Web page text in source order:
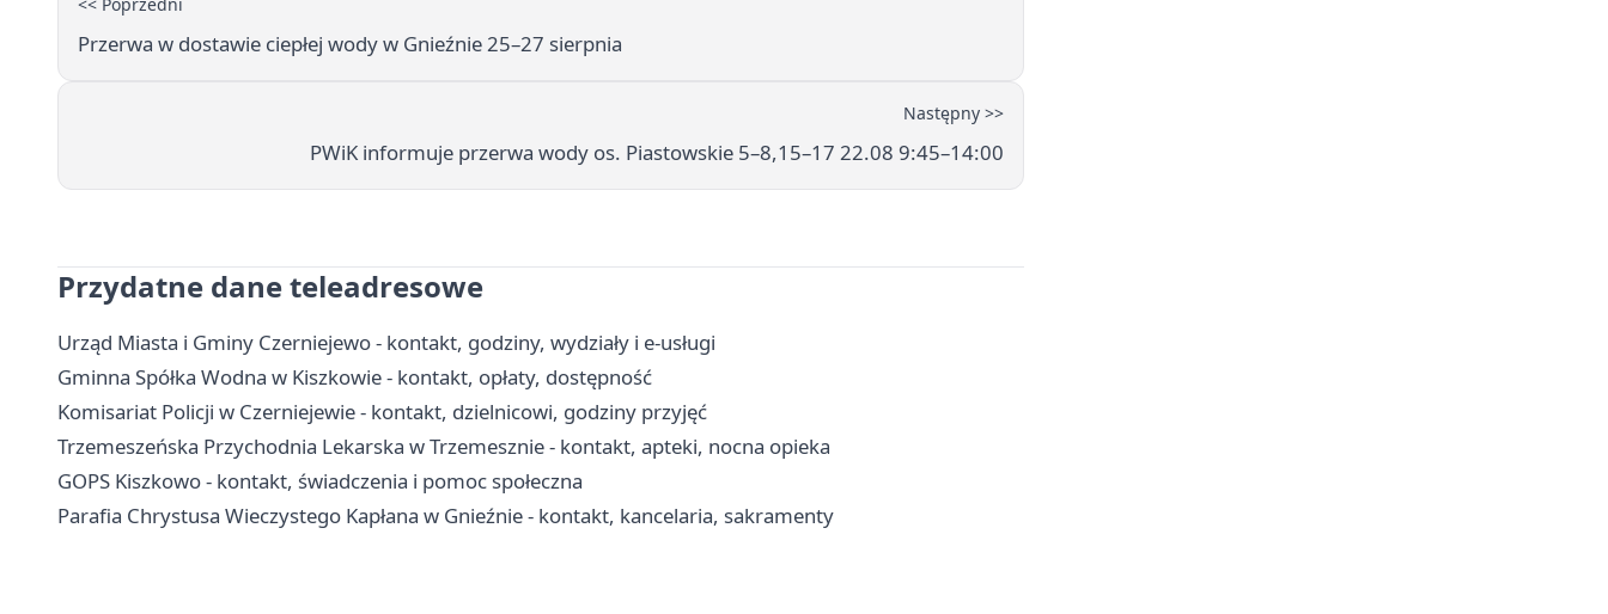
Przerwa w dostawie ciepłej wody w Gnieźnie 25–27 sierpnia
Następny >>
PWiK informuje przerwa wody os. Piastowskie 5–8,15–17 22.08 9:45–14:00
Przydatne dane teleadresowe
Urząd Miasta i Gminy Czerniejewo - kontakt, godziny, wydziały i e-usługi
Gminna Spółka Wodna w Kiszkowie - kontakt, opłaty, dostępność
Komisariat Policji w Czerniejewie - kontakt, dzielnicowi, godziny przyjęć
Trzemeszeńska Przychodnia Lekarska w Trzemesznie - kontakt, apteki, nocna opieka
GOPS Kiszkowo - kontakt, świadczenia i pomoc społeczna
Parafia Chrystusa Wieczystego Kapłana w Gnieźnie - kontakt, kancelaria, sakramenty